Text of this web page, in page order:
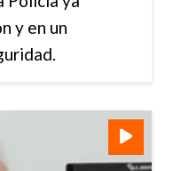
y en un